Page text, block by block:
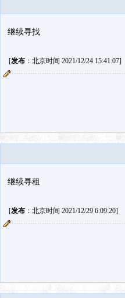
继续寻找
[发布：北京时间 2021/12/24 15:41:07]
继续寻租
[发布：北京时间 2021/12/29 6:09:20]